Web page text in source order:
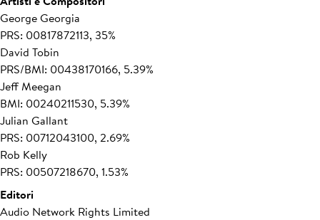
George Georgia
PRS: 00817872113, 35%
David Tobin
PRS/BMI: 00438170166, 5.39%
Jeff Meegan
BMI: 00240211530, 5.39%
Julian Gallant
PRS: 00712043100, 2.69%
Rob Kelly
PRS: 00507218670, 1.53%
Editori
Audio Network Rights Limited